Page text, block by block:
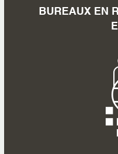
BUREAUX EN